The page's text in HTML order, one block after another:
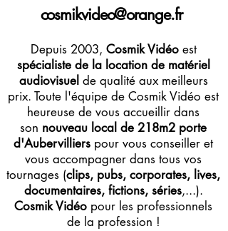
cosmikvideo@orange.fr
Depuis 2003, Cosmik Vidéoest
spécialiste de la location de matériel
audiovisuel de qualité aux meilleurs
prix. Toute l'équipe de Cosmik Vidéo est
heureuse de vous accueillir dans
son nouveau local de 218m2 porte
d'Aubervilliers pour vous conseiller et
vous accompagner dans tous vos
tournages (clips, pubs, corporates, lives,
documentaires, fictions, séries,...).
Cosmik Vidéo pour les professionnels
de la profession !